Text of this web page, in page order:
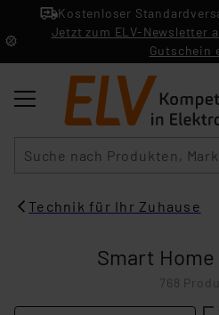
Kostenloser
Jetzt zum ELV-Newsletter
Gutschein
Technik für Ihr Zuhause
Smart
768